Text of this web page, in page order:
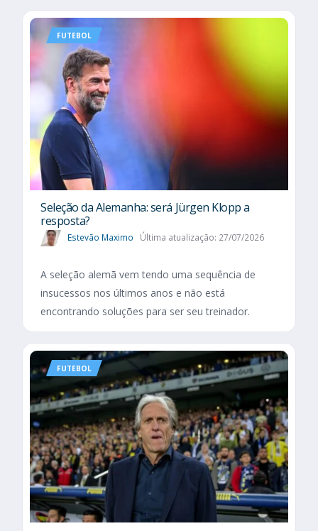
FUTEBOL
Seleção da Alemanha: será Jürgen Klopp a
resposta?
Estevão Maximo Última atualização: 27/07/2026
A seleção alemã vem tendo uma sequência de
insucessos nos últimos anos e não está
encontrando soluções para ser seu treinador.
FUTEBOL